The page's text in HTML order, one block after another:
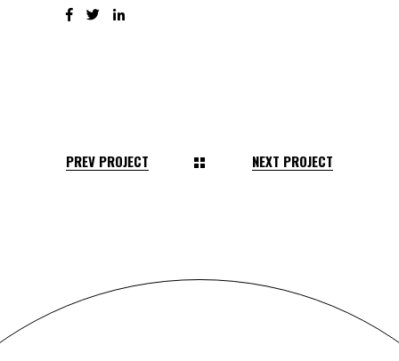
PREV PROJECT NEXT PROJECT